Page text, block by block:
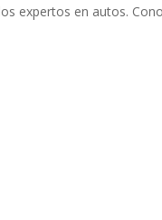
expertos en autos.